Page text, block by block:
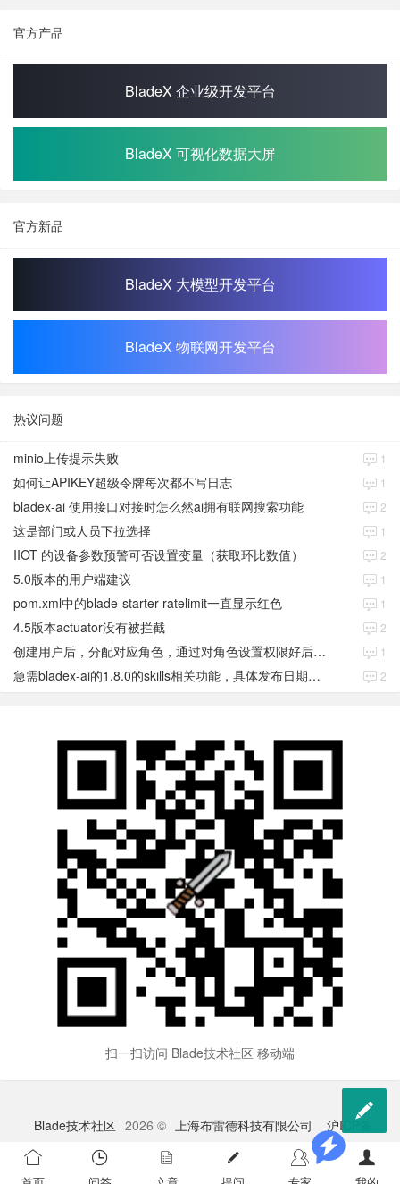
官方产品
BladeX 企业级开发平台
BladeX 可视化数据大屏
官方新品
BladeX 大模型开发平台
BladeX 物联网开发平台
热议问题
minio上传提示失败 1
如何让APIKEY超级令牌每次都不写日志 1
bladex-ai 使用接口对接时怎么然ai拥有联网搜索功能 2
这是部门或人员下拉选择 1
IIOT 的设备参数预警可否设置变量（获取环比数值） 2
5.0版本的用户端建议 1
pom.xml中的blade-starter-ratelimit一直显示红色 1
4.5版本actuator没有被拦截 2
创建用户后，分配对应角色，通过对角色设置权限好后，登录当前用户后。查看不到当前已分配对应角色权限数据 1
急需bladex-ai的1.8.0的skills相关功能，具体发布日期是多少号 2
扫一扫访问 Blade技术社区 移动端
Blade技术社区 2026 © 上海布雷德科技有限公司
沪ICP备
2023009528号-1
苏公网安备 32041102000998号
